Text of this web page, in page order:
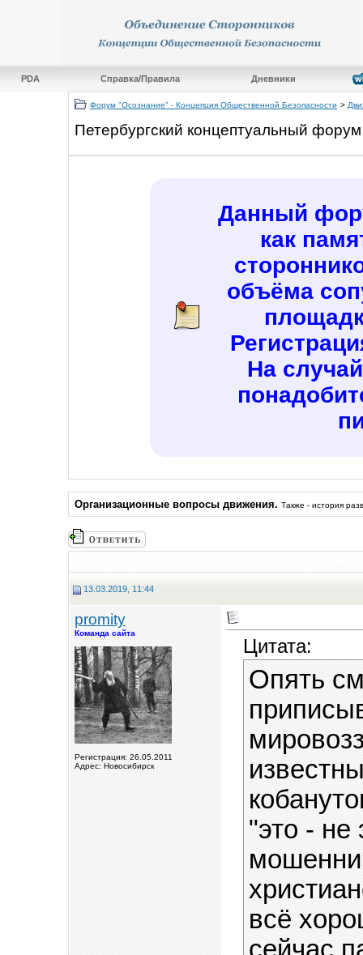
PDA Справка/Правила Дневники
Форум "Осознание" - Концепция Общественной Безопасности >
Петербургский концептуальный форум
Данный
как
объёма
На
Организационные вопросы движения. Также - история
13.03.2019, 11:44
promity
Команда сайта
Регистрация: 26.05.2011
Адрес: Новосибирск
Цитата:
Опять
"это - не
всё